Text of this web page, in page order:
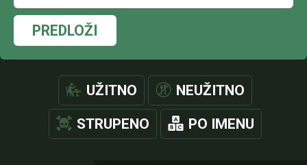
PREDLOŽI
UŽITNO NEUŽITNO
STRUPENO PO IMENU